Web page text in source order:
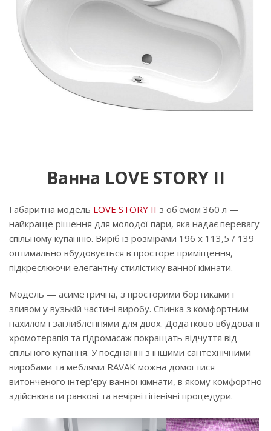
Ванна LOVE STORY II
Габаритна модель LOVE STORY II з об'ємом 360 л —
найкраще рішення для молодої пари, яка надає перевагу
спільному купанню. Виріб із розмірами 196 х 113,5 / 139
оптимально вбудовується в просторе приміщення,
підкреслюючи елегантну стилістику ванної кімнати.
Модель — асиметрична, з просторими бортиками і
зливом у вузькій частині виробу. Спинка з комфортним
нахилом і заглибленнями для двох. Додатково вбудовані
хромотерапія та гідромасаж покращать відчуття від
спільного купання. У поєднанні з іншими сантехнічними
виробами та меблями RAVAK можна домогтися
витонченого інтер'єру ванної кімнати, в якому комфортно
здійснювати ранкові та вечірні гігієнічні процедури.